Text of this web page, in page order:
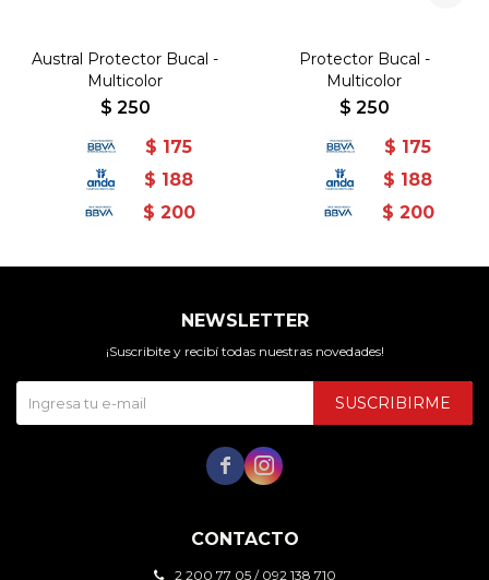
Austral Protector Bucal -
Multicolor
$ 250
$ 175
$ 188
$ 200
Protector Bucal -
Multicolor
$ 250
$ 175
$ 188
$ 200
CONTACTO
2 200 77 05 / 092 138 710
NEWSLETTER
¡Suscribite y recibí todas nuestras novedades!
SUSCRIBIRME
 